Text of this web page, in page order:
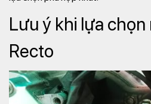
Lưu ý khi lựa
Recto